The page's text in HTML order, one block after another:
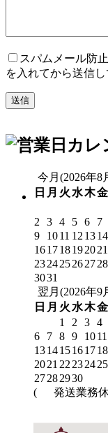
スパムメール防
を入れてから送信し
今月(2026年8
日 月 火 水木金
2
3 4 5 6 7
9
1011 12 1314
161718192021
232425262728
3031
翌月(2026年9
日 月 火 水木金
1
2 3 4
6
7 8 9 1011
131415161718
2021 22 232425
27282930
(
発送業務